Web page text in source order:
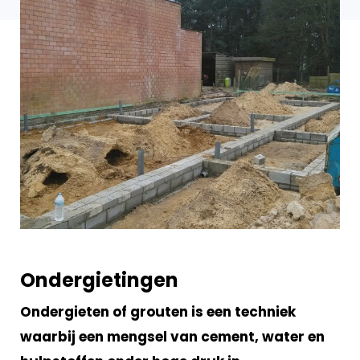
Ondergietingen
Ondergieten of grouten is een techniek
waarbij een mengsel van cement, water en